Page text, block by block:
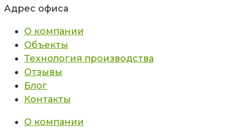
Адрес офиса
О компании
Объекты
Технология производства
Отзывы
Блог
Контакты
О компании